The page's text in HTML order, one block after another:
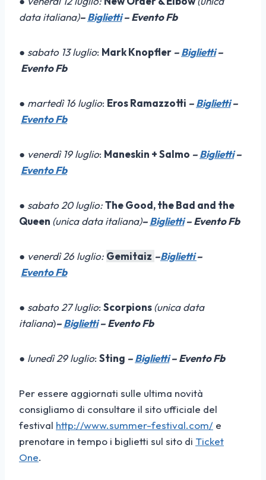
data italiana)–Biglietti– Evento Fb
● sabato 13 luglio: Mark Knopfler–Biglietti–
Evento Fb
● martedì 16 luglio: Eros Ramazzotti –Biglietti–
Evento Fb
● venerdì 19 luglio: Maneskin + Salmo –Biglietti–
Evento Fb
● sabato 20 luglio:The Good, the Bad and the
Queen (unica data italiana)–Biglietti– Evento Fb
● venerdì 26 luglio: Gemitaiz –Biglietti–
Evento Fb
● sabato 27 luglio: Scorpions(unica data
italiana)–Biglietti– Evento Fb
● lunedì 29 luglio: Sting –Biglietti– Evento Fb
Per essere aggiornati sulle ultima novità
consigliamo di consultare il sito ufficiale del
festival http://www.summer-festival.com/ e
prenotare in tempo i biglietti sul sito di Ticket
One.